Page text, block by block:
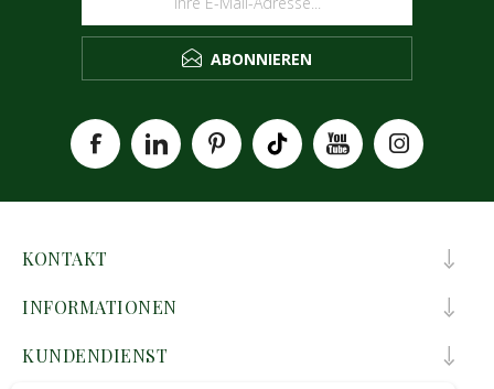
ABONNIEREN
KONTAKT
INFORMATIONEN
KUNDENDIENST